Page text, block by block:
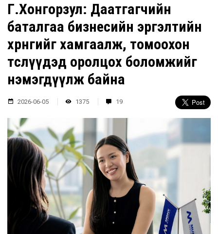
Г.Хонгорзул: Даатгагчийн
баталгаа бизнесийн эргэлтийн
хөрөнгийг хамгаалж, томоохон
төслүүдэд оролцох боломжийг
нэмэгдүүлж байна
2026-06-05 1375 19